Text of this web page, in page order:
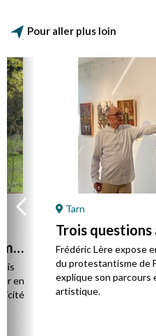
Pour aller plus loin
en
Tarn
Trois questions
Frédéric Lère expose
du protestantisme de
explique son parcours
artistique.